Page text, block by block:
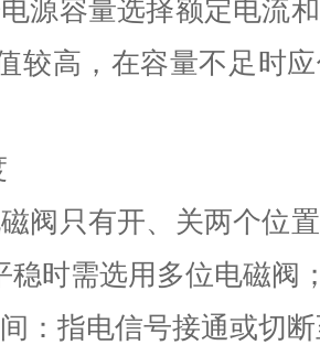
源容量选择额定电流
较高，在容量不足时
阀只有开、关两个位
稳时需选用多位电磁阀
：指电信号接通或切